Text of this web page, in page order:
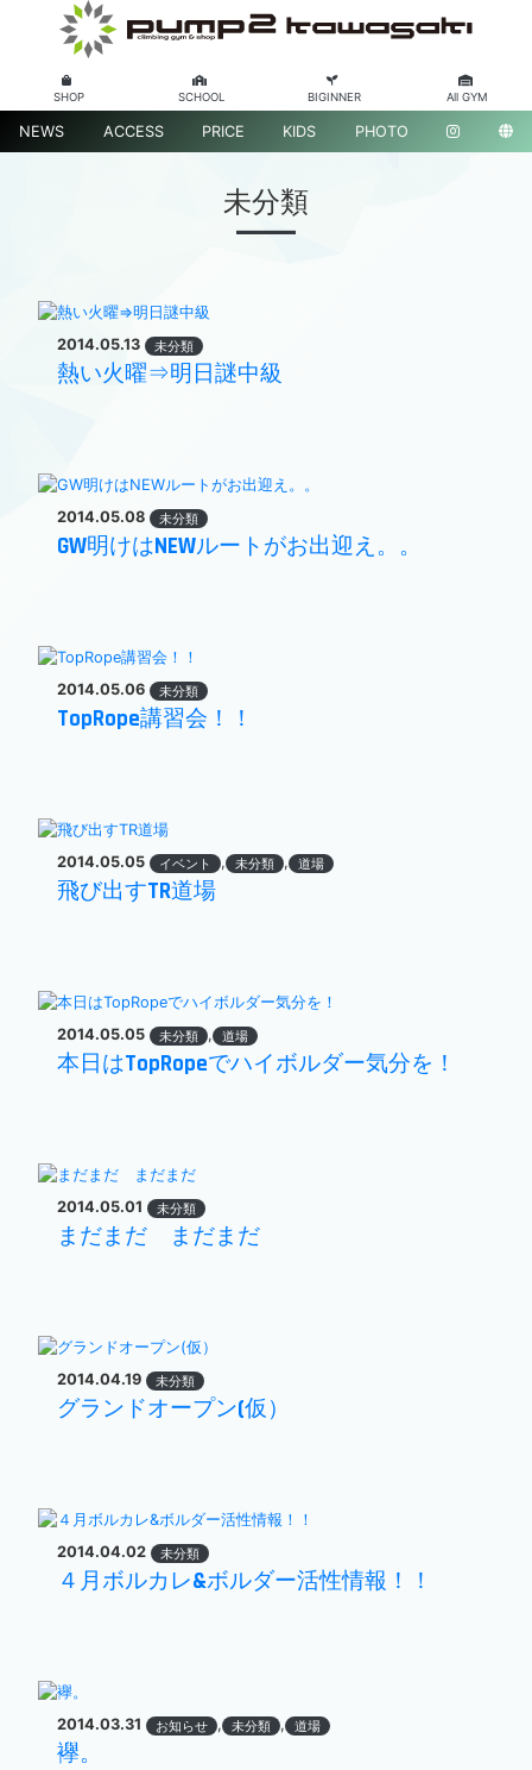
SHOP SCHOOL BIGINNER All GYM
NEWS ACCESS PRICE KIDS PHOTO
未分類
2014.05.13 未分類
熱い火曜⇒明日謎中級
2014.05.08 未分類
GW明けはNEWルートがお出迎え。。
2014.05.06 未分類
TopRope講習会！！
2014.05.05 イベント , 未分類 , 道場
飛び出すTR道場
2014.05.05 未分類 , 道場
本日はTopRopeでハイボルダー気分を！
2014.05.01 未分類
まだまだ まだまだ
2014.04.19 未分類
グランドオープン(仮）
2014.04.02 未分類
４月ボルカレ&ボルダー活性情報！！
2014.03.31 お知らせ , 未分類 , 道場
襷。